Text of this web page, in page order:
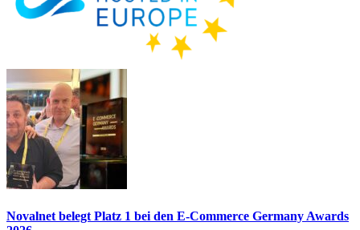
Novalnet belegt Platz 1 bei den E-Commerce Germany Awards